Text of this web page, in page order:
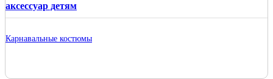
аксессуар детям
Карнавальные костюмы